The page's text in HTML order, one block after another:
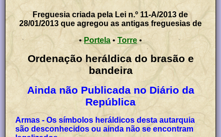
Freguesia criada pela Lei n.º 11-A/2013 de
28/01/2013 que agregou as antigas freguesias de
•Portela • Torre •
Ordenação heráldica do brasão e
bandeira
Ainda não Publicada no Diário da
República
Armas - Os símbolos heráldicos desta autarquia
são desconhecidos ou ainda não se encontram